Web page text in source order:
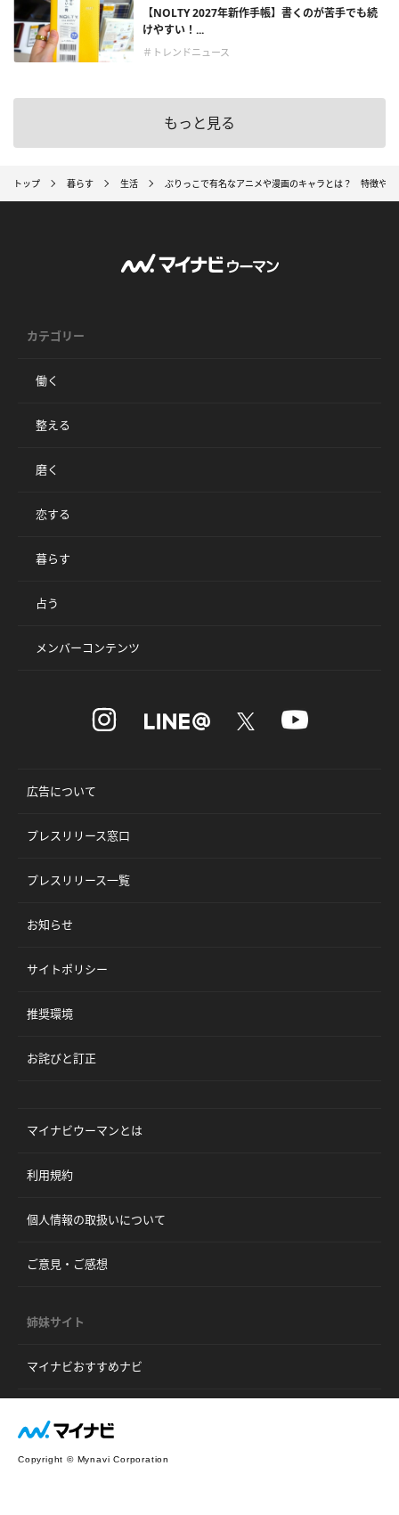
【NOLTY 2027年新作手帳】書くのが苦手でも続
けやすい！...
＃トレンドニュース
もっと見る
トップ 暮らす 生活 ぶりっこで有名なアニメや漫画のキャラとは？ 特徴や心
カテゴリー
働く
整える
磨く
恋する
暮らす
占う
メンバーコンテンツ
広告について
プレスリリース窓口
プレスリリース一覧
お知らせ
サイトポリシー
推奨環境
お詫びと訂正
マイナビウーマンとは
利用規約
個人情報の取扱いについて
ご意見・ご感想
姉妹サイト
マイナビおすすめナビ
Copyright © Mynavi Corporation